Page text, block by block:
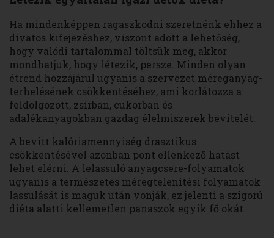
Ha mindenképpen ragaszkodni szeretnénk ehhez a
divatos kifejezéshez, viszont adott a lehetőség,
hogy valódi tartalommal töltsük meg, akkor
mondhatjuk, hogy létezik, persze. Minden olyan
étrend hozzájárul ugyanis a szervezet méreganyag-
terhelésének csökkentéséhez, ami korlátozza a
feldolgozott, zsírban, cukorban és
adalékanyagokban gazdag élelmiszerek bevitelét.
A bevitt kalóriamennyiség drasztikus
csökkentésével azonban pont ellenkező hatást
lehet elérni. A lelassuló anyagcsere-folyamatok
ugyanis a természetes méregtelenítési folyamatok
lassulását is maguk után vonják, ez jelenti a szigorú
diéta alatti kellemetlen panaszok egyik fő okát.